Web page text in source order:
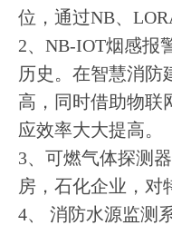
位，通过NB、
2、NB-IOT烟感报
历史。在智慧消防
高，同时借助物联
应效率大大提高。
3、可燃气体探测
房，石化企业，对
4、 消防水源监测